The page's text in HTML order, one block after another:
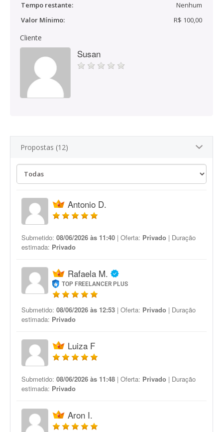
Tempo restante:
Nenhum
Valor Mínimo:
R$ 100,00
Cliente
Susan
Propostas (12)
Antonio D.
Submetido: 08/06/2026 às 11:40 | Oferta: Privado | Duração
estimada: Privado
Rafaela M.
TOP FREELANCER PLUS
Submetido: 08/06/2026 às 12:53 | Oferta: Privado | Duração
estimada: Privado
Luiza F
Submetido: 08/06/2026 às 11:48 | Oferta: Privado | Duração
estimada: Privado
Aron I.